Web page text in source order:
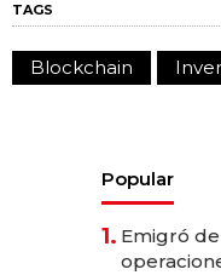
TAGS
Blockchain
Popular
1. Emigró